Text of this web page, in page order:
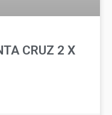
CRUZ 2 X